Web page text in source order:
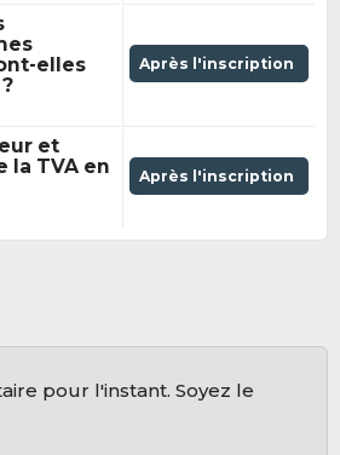
elles
Après l'inscription
et
la TVA en
Après l'inscription
pour l'instant. Soyez le